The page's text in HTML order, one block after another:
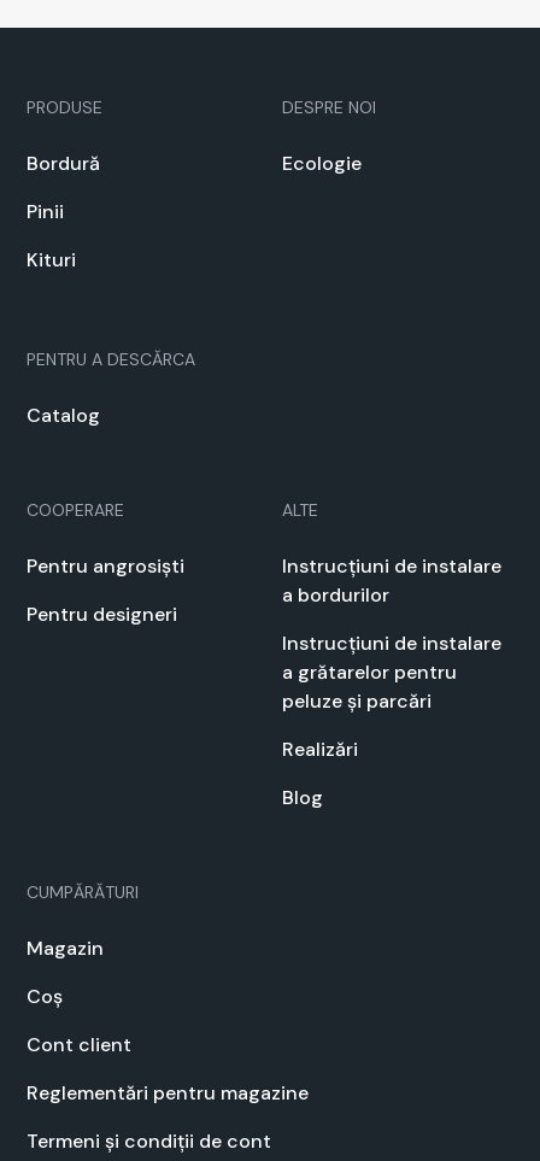
PRODUSE
Bor­dură
Pinii
Kituri
DESPRE NOI
Ecolo­gie
PEN­TRU A DESCĂR­CA
Cat­a­log
COOPERARE
Pen­tru angrosiști
Pen­tru designeri
ALTE
Instrucți­u­ni de insta­lare
a bor­durilor
Instrucți­u­ni de insta­lare
a grătarelor pen­tru
peluze și par­cări
Real­izări
Blog
CUMPĂRĂTURI
Mag­a­zin
Coș
Cont client
Regle­men­tări pen­tru mag­a­zine
Ter­meni și condiții de cont